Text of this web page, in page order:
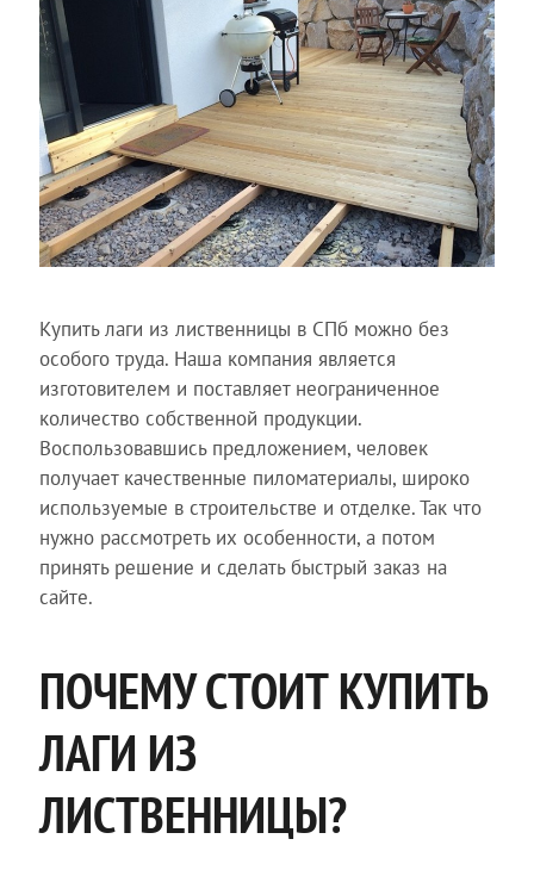
Купить лаги из лиственницы в СПб можно без
особого труда. Наша компания является
изготовителем и поставляет неограниченное
количество собственной продукции.
Воспользовавшись предложением, человек
получает качественные пиломатериалы, широко
используемые в строительстве и отделке. Так что
нужно рассмотреть их особенности, а потом
принять решение и сделать быстрый заказ на
сайте.
ПОЧЕМУ СТОИТ КУПИТЬ
ЛАГИ ИЗ
ЛИСТВЕННИЦЫ?